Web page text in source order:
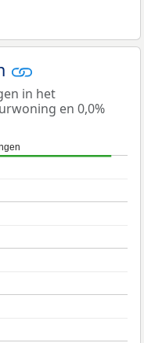
in het
en 0,0%